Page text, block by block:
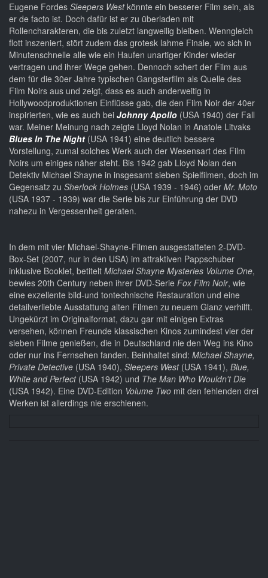
Eugene Fordes Sleepers Westkönnte ein besserer Film sein, als
er de facto ist. Doch dafür ist er zu überladen mit
Rollencharakteren, die bis zuletzt langweilig bleiben. Wenngleich
flott inszeniert, stört zudem das grotesk lahme Finale, wo sich in
Minutenschnelle alle wie ein Haufen unartiger Kinder wieder
vertragen und ihrer Wege gehen. Dennoch schert der Film aus
dem für die 30er Jahre typischen Gangsterfilm als Quelle des
Film Noirs aus und zeigt, dass es auch anderweitig in
Hollywoodproduktionen Einflüsse gab, die den Film Noir der 40er
inspirierten, wie es auch bei Johnny Apollo (USA 1940) der Fall
war. Meiner Meinung nach zeigte Lloyd Nolan in Anatole Litvaks
Blues In The Night (USA 1941) eine deutlich bessere
Vorstellung, zumal solches Werk auch der Wesensart des Film
Noirs um einiges näher steht. Bis 1942 gab Lloyd Nolan den
Detektiv Michael Shayne in insgesamt sieben Spielfilmen, doch im
Gegensatz zu Sherlock Holmes (USA 1939 - 1946) oder Mr. Moto
(USA 1937 - 1939) war die Serie bis zur Einführung der DVD
nahezu in Vergessenheit geraten.
In dem mit vier Michael-Shayne-Filmen ausgestatteten 2-DVD-
Box-Set (2007, nur in den USA) im attraktiven Pappschuber
inklusive Booklet, betitelt Michael Shayne Mysteries Volume One,
bewies 20th Century neben ihrer DVD-Serie Fox Film Noir, wie
eine exzellente bild-und tontechnische Restauration und eine
detailverliebte Ausstattung alten Filmen zu neuem Glanz verhilft.
Ungekürzt im Originalformat, dazu gar mit einigen Extras
versehen, können Freunde klassischen Kinos zumindest vier der
sieben Filme genießen, die in Deutschland nie den Weg ins Kino
oder nur ins Fernsehen fanden. Beinhaltet sind: Michael Shayne,
Private Detective (USA 1940), Sleepers West(USA 1941), Blue,
White and Perfect(USA 1942) und The Man Who Wouldn't Die
(USA 1942). Eine DVD-Edition Volume Two mit den fehlenden drei
Werken ist allerdings nie erschienen.